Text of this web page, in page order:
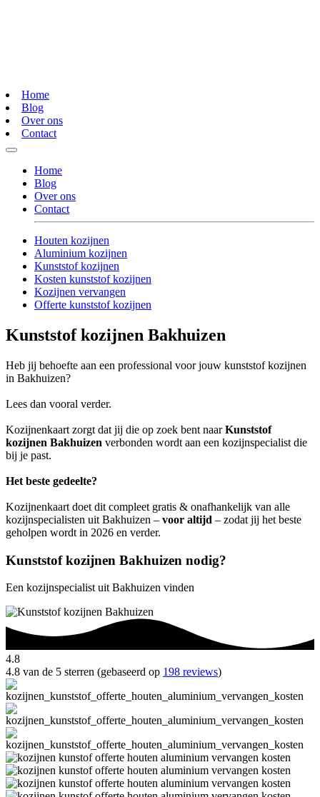
Home
Blog
Over ons
Contact
Home
Blog
Over ons
Contact
Houten kozijnen
Aluminium kozijnen
Kunststof kozijnen
Kosten kunststof kozijnen
Kozijnen vervangen
Offerte kunststof kozijnen
Kunststof kozijnen Bakhuizen
Heb jij behoefte aan een professional voor jouw kunststof kozijnen
in Bakhuizen?
Lees dan vooral verder.
Kozijnenkaart zorgt dat jij die op zoek bent naarKunststof
kozijnen Bakhuizen verbonden wordt aan een kozijnspecialist die
bij je past.
Het beste gedeelte?
Kozijnenkaart doet dit compleet gratis & onafhankelijk van alle
kozijnspecialisten uit Bakhuizen – voor altijd – zodat jij het beste
geholpen wordt in 2026 en verder.
Kunststof kozijnen Bakhuizen nodig?
Een kozijnspecialist uit Bakhuizen vinden
4.8
4.8 van de 5 sterren (gebaseerd op 198 reviews)